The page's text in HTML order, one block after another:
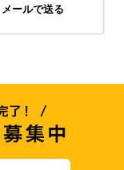
メールで送る